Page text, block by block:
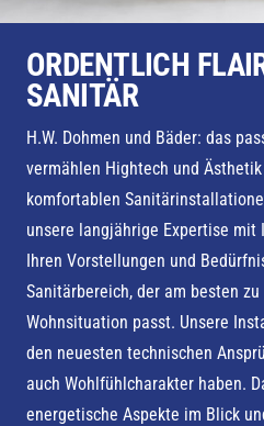
ORDENTLICH
SANITÄR
H.W. Dohmen und Bäder: das
vermählen Hightech und
komfortablen
unsere langjährige Expertise mit
Ihren Vorstellungen und
Sanitärbereich, der am besten
Wohnsituation passt. Unsere
den neuesten technischen
auch Wohlfühlcharakter haben.
energetische Aspekte im Blick